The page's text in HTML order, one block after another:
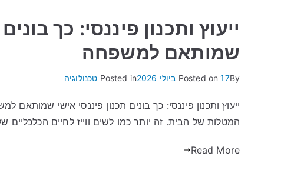
ייעוץ ותכנון פיננסי: כך
שמותאם למשפחה
By
Posted on17 ביולי 2026 Posted in טכנולוגיה
ייעוץ ותכנון פיננסי: כך בונים תכנון פיננסי אישי
המטלות של הבית. זה יותר כמו לשים ווייז לחיים הכלכליים
Read More